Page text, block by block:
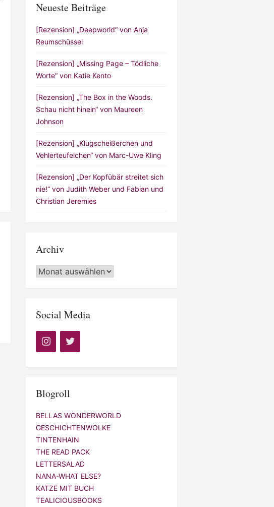
Neueste Beiträge
[Rezension] „Deepworld“ von Anja
Reumschüssel
[Rezension] „Missing Page – Tödliche
Worte“ von Katie Kento
[Rezension] „The Box in the Woods.
Schau nicht hinein“ von Maureen
Johnson
[Rezension] „Klugscheißerchen und
Vehlerteufelchen“ von Marc-Uwe Kling
[Rezension] „Der Kopfübär streitet sich
nie!“ von Judith Weber und Fabian und
Christian Jeremies
Archiv
Archiv
Social Media
Blogroll
BELLAS WONDERWORLD
GESCHICHTENWOLKE
TINTENHAIN
THE READ PACK
LETTERSALAD
NANA-WHAT ELSE?
KATZE MIT BUCH
TEALICIOUSBOOKS